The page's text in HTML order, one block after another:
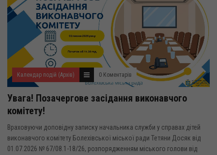
Календар подій (Архів) 0 Коментарів
Увага! Позачергове засідання виконавчого
комітету!
Враховуючи доповідну записку начальника служби у справах дітей
виконавчого комітету Болехівської міської ради Тетяни Досяк від
01.07.2026 № 67/08.1-18/26, розпорядженням міського голови від